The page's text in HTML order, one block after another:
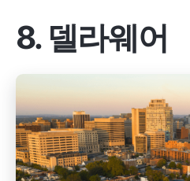
8. 델라웨어